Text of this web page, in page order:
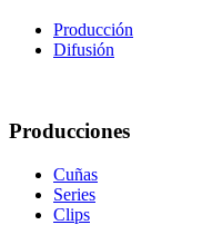
Producción
Difusión
Producciones
Cuñas
Series
Clips